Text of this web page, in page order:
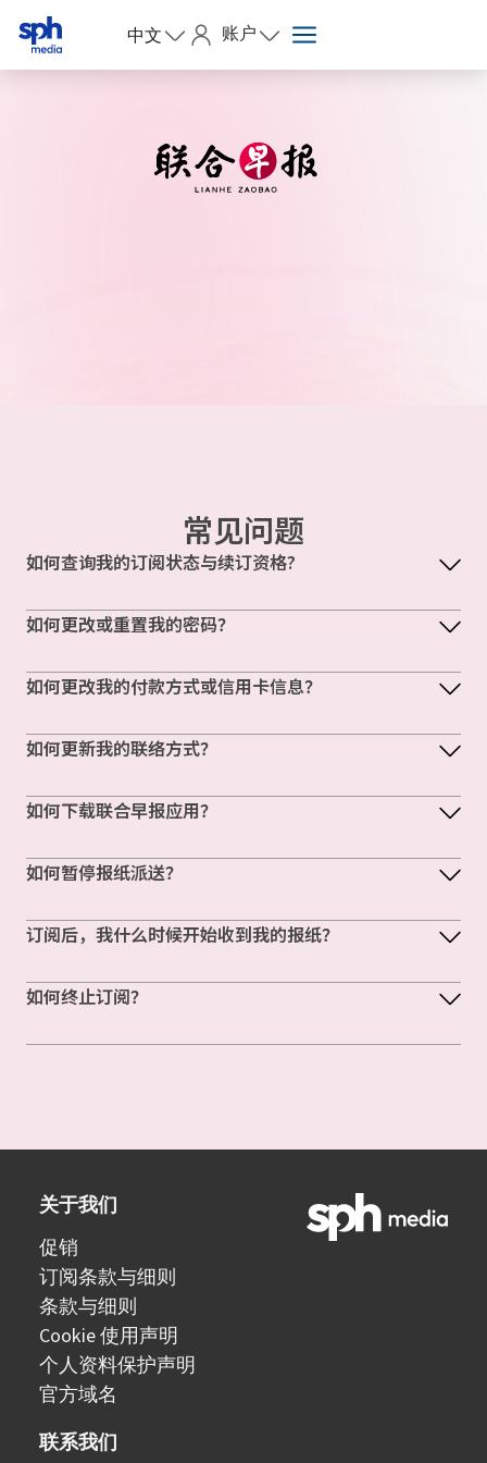
中文 账户
常见问题
如何查询我的订阅状态与续订资格?
如何更改或重置我的密码？
如何更改我的付款方式或信用卡信息？
如何更新我的联络方式？
如何下载联合早报应用？
如何暂停报纸派送？
订阅后，我什么时候开始收到我的报纸？
如何终止订阅？
关于我们
促销
订阅条款与细则
条款与细则
Cookie 使用声明
个人资料保护声明
官方域名
联系我们